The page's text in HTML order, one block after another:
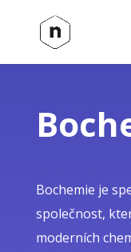
Bochemie je
společnost,
moderních